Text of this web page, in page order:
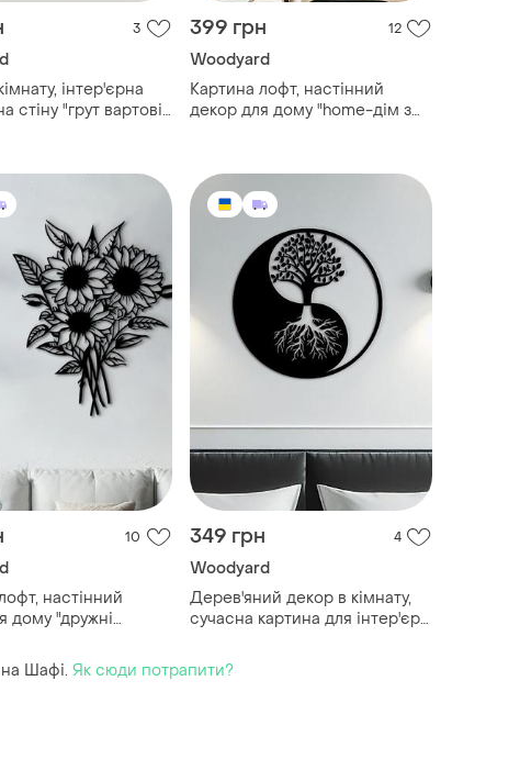
3
інтер'єрна
стіну "грут вартові
399 грн 12
Woodyard
Картина лофт, настінний
декор для дому "home-дім з
10
настінний
дому "дружні
см
349 грн 4
Woodyard
Дерев'яний декор в кімнату,
сучасна картина для інтер'єру
20x20 см
Шафі. Як сюди потрапити?